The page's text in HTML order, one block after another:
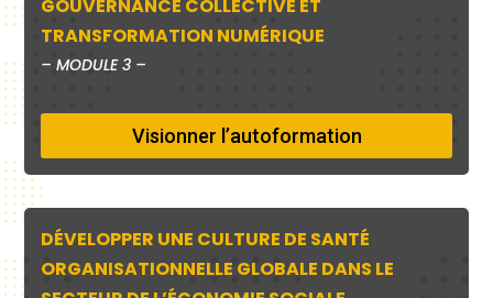
GOUVERNANCE COLLECTIVE ET
TRANSFORMATION NUMÉRIQUE
–MODULE 3 –
Visionner l’autoformation
DÉVELOPPER UNE CULTURE DE SANTÉ
ORGANISATIONNELLE GLOBALE DANS LE